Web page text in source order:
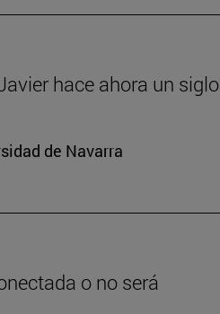
hace ahora un siglo
de Navarra
o no será